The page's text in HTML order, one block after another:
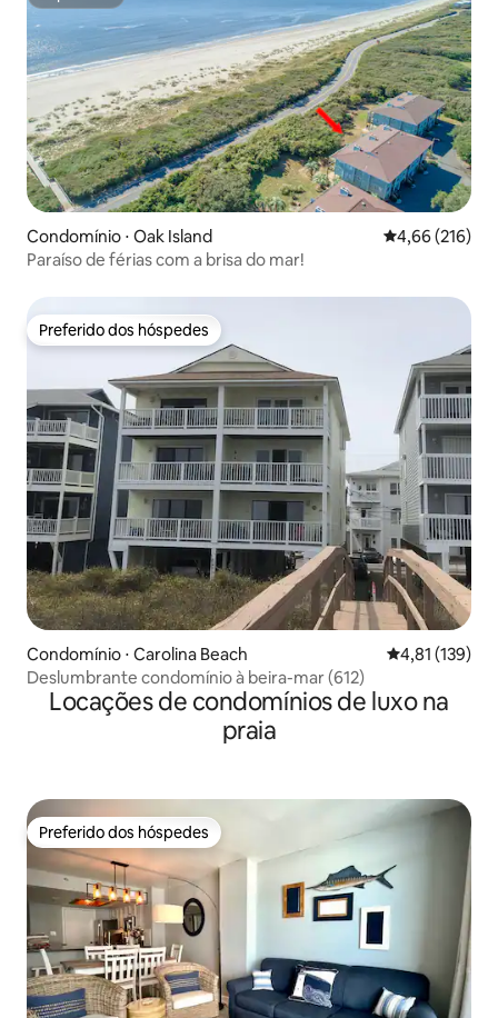
Condomínio ⋅ Oak Island 4,66 de uma
4,66 (216)
Paraíso de férias com a brisa do mar!
Preferido dos hóspedes
Preferido dos hóspedes
Condomínio ⋅ Carolina Beach 4,81 de uma
4,81 (139)
Deslumbrante condomínio à beira-mar (612)
Locações de condomínios de luxo na
praia
Preferido dos hóspedes
Preferido dos hóspedes